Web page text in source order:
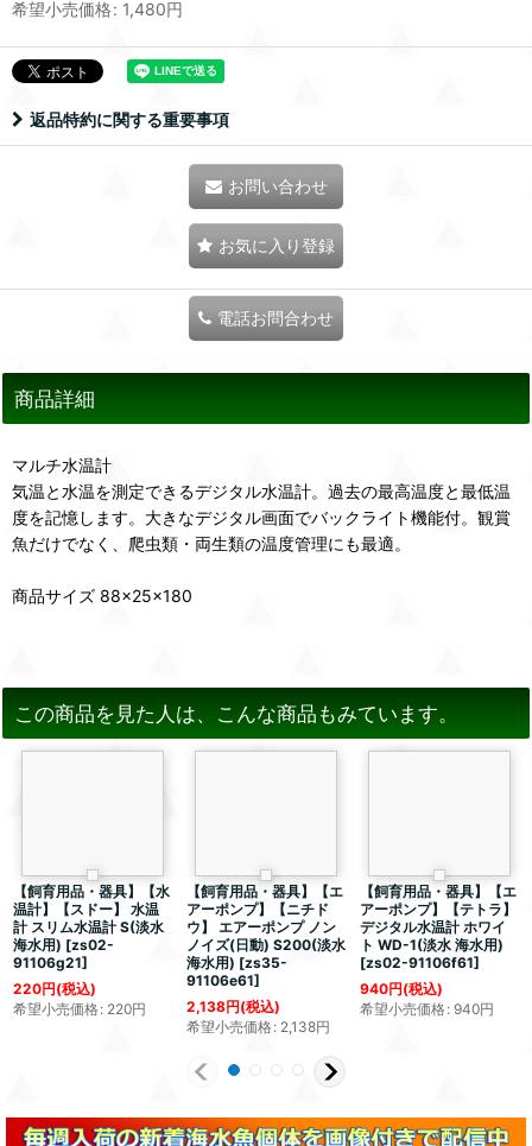
希望小売価格: 1,480円
返品特約に関する重要事項
お問い合わせ
お気に入り登録
電話お問合わせ
商品詳細
マルチ水温計
気温と水温を測定できるデジタル水温計。過去の最高温度と最低温
度を記憶します。大きなデジタル画面でバックライト機能付。観賞
魚だけでなく、爬虫類・両生類の温度管理にも最適。
商品サイズ 88×25×180
この商品を見た人は、こんな商品もみています。
【飼育用品・器具】【水
温計】【スドー】 水温
計 スリム水温計 S(淡水
海水用) [zs02-
91106g21]
220円(税込)
希望小売価格: 220円
【飼育用品・器具】【エ
アーポンプ】【ニチド
ウ】 エアーポンプ ノン
ノイズ(日動) S200(淡水
海水用) [zs35-
91106e61]
2,138円(税込)
希望小売価格: 2,138円
【飼育用品・器具】【エ
アーポンプ】【テトラ】
デジタル水温計 ホワイ
ト WD-1(淡水 海水用)
[zs02-91106f61]
940円(税込)
希望小売価格: 940円